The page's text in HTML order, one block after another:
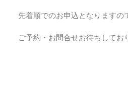
先着順でのお申込となりますの
ご予約・お問合せお待ちしてお